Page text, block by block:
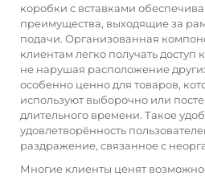
коробки с вставками
преимущества, выходящие за
подачи. Организованная
клиентам легко получать доступ
не нарушая расположение
особенно ценно для товаров,
используют выборочно или
длительного времени. Такое
удовлетворённость
раздражение, связанное с
Многие клиенты ценят